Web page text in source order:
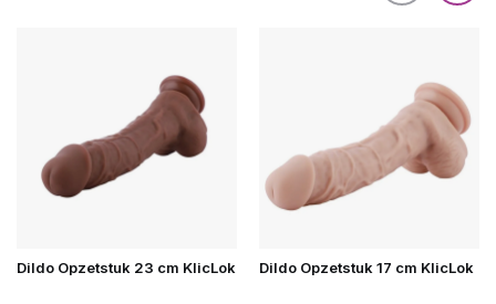
Dildo Opzetstuk 23 cm KlicLok Dildo Opzetstuk 17 cm KlicLok